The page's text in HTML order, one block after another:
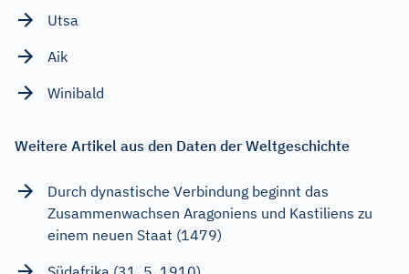
Utsa
Aik
Winibald
Weitere Artikel aus den Daten der Weltgeschichte
Durch dynastische Verbindung beginnt das
Zusammenwachsen Aragoniens und Kastiliens zu
einem neuen Staat (1479)